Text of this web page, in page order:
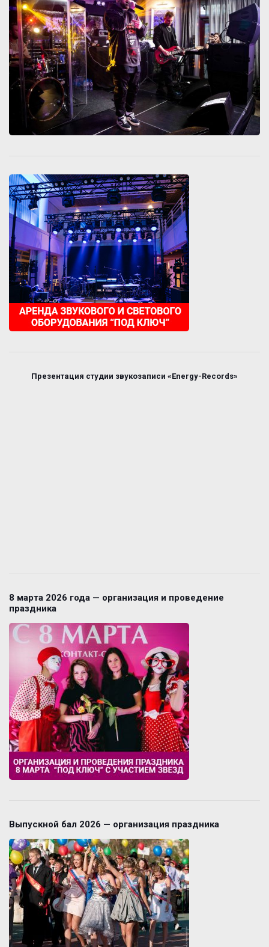
Презентация студии звукозаписи «Energy-Records»
8 марта 2026 года — организация и проведение
праздника
Выпускной бал 2026 — организация праздника